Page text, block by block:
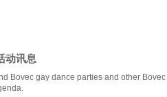
动讯息
Bovec gay dance parties and other